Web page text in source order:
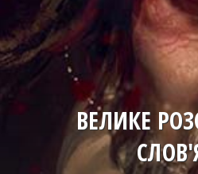
ВЕЛИКЕ